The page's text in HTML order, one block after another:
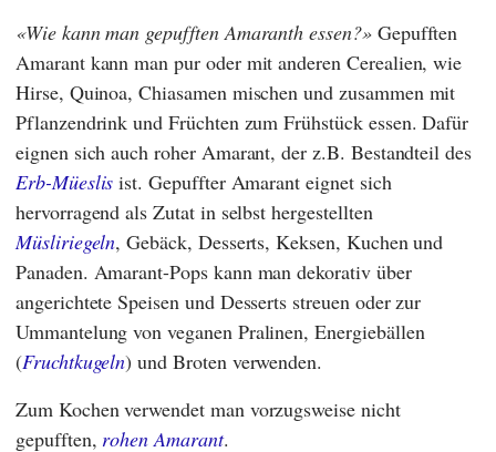
Wie kann man gepufften Amaranth essen? Gepufften
Amarant kann man pur oder mit anderen Cerealien, wie
Hirse, Quinoa, Chiasamen mischen und zusammen mit
Pflanzendrink und Früchten zum Frühstück essen. Dafür
eignen sich auch roher Amarant, der z.B. Bestandteil des
Erb-Müeslis ist. Gepuffter Amarant eignet sich
hervorragend als Zutat in selbst hergestellten
Müsliriegeln, Gebäck, Desserts, Keksen, Kuchen und
Panaden. Amarant-Pops kann man dekorativ über
angerichtete Speisen und Desserts streuen oder zur
Ummantelung von veganen Pralinen, Energiebällen
(Fruchtkugeln) und Broten verwenden.
Zum Kochen verwendet man vorzugsweise nicht
gepufften, rohen Amarant.